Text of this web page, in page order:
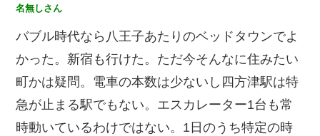
名無しさん
バブル時代なら八王子あたりのベッドタウンでよ
かった。新宿も行けた。ただ今そんなに住みたい
町かは疑問。電車の本数は少ないし四方津駅は特
急が止まる駅でもない。エスカレーター1台も常
時動いているわけではない。1日のうち特定の時